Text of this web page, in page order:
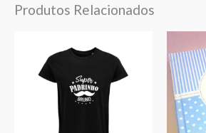
Produtos Relacionados